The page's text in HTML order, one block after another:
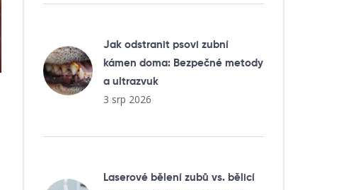
Jak odstranit psovi zubní
kámen doma: Bezpečné metody
a ultrazvuk
3 srp 2026
Laserové bělení zubů vs. bělicí